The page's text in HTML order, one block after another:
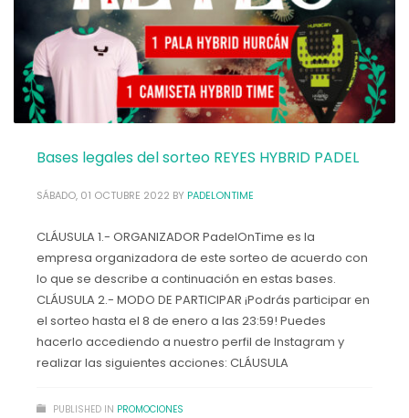
Bases legales del sorteo REYES HYBRID PADEL
SÁBADO, 01 OCTUBRE 2022 BY PADELONTIME
CLÁUSULA 1.- ORGANIZADOR PadelOnTime es la
empresa organizadora de este sorteo de acuerdo con
lo que se describe a continuación en estas bases.
CLÁUSULA 2.- MODO DE PARTICIPAR ¡Podrás participar en
el sorteo hasta el 8 de enero a las 23:59! Puedes
hacerlo accediendo a nuestro perfil de Instagram y
realizar las siguientes acciones: CLÁUSULA
PUBLISHED IN PROMOCIONES